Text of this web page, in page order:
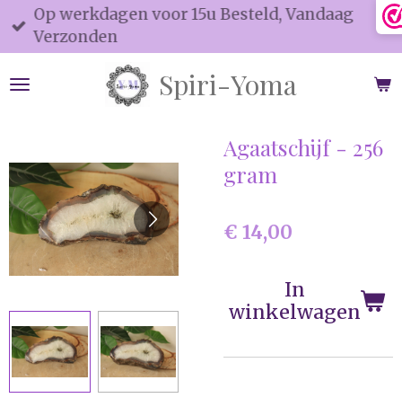
Ga
direct
de
Spiri-Yoma
Op werkdagen voor 15u Besteld, Vandaag
Verzonden
Agaatschijf - 256
gram
€ 14,00
In
winkelwagen